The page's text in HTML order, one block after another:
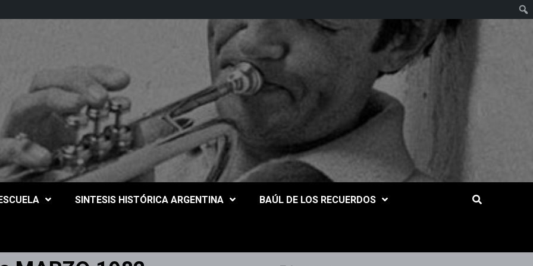
SINTESIS HISTÓRICA ARGENTINA BAÚL DE LOS RECUERDOS